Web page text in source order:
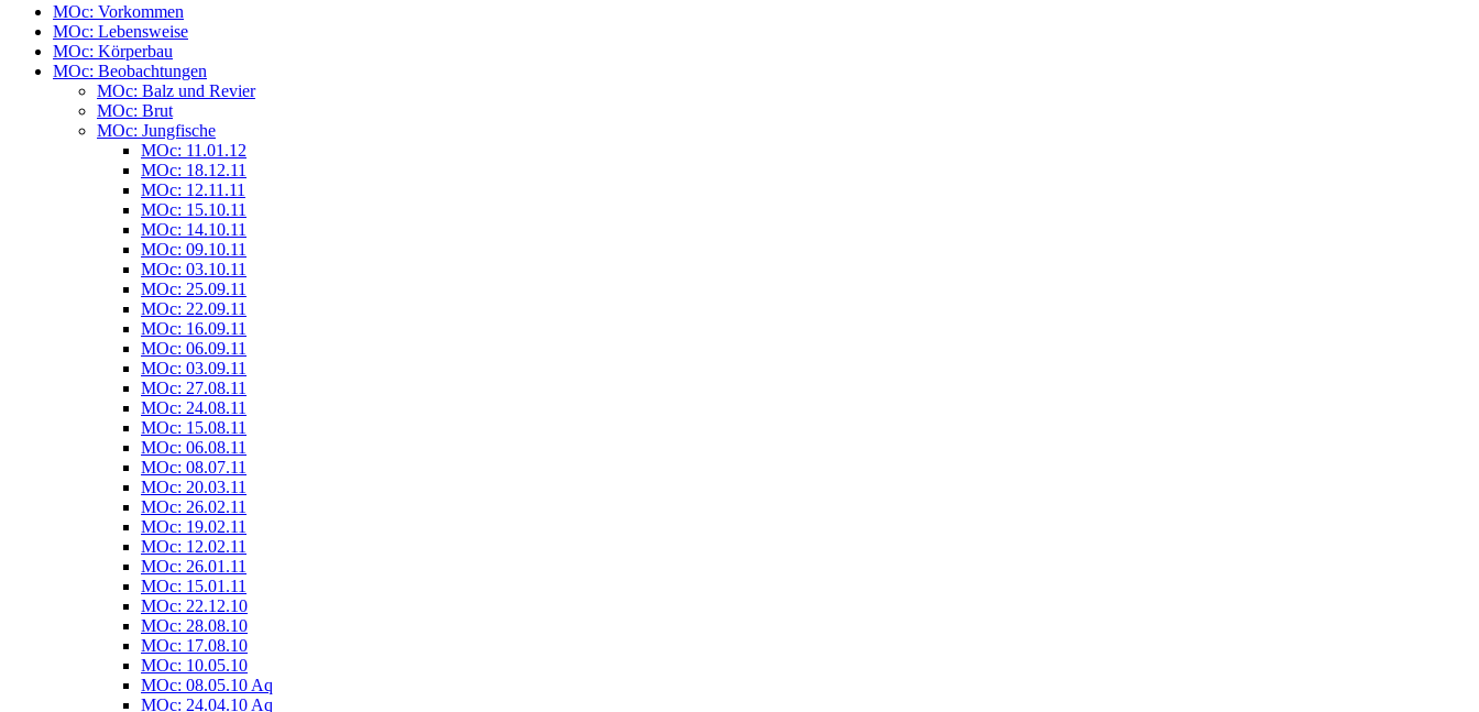
MOc: Vorkommen
MOc: Lebensweise
MOc: Körperbau
MOc: Beobachtungen
MOc: Balz und Revier
MOc: Brut
MOc: Jungfische
MOc: 11.01.12
MOc: 18.12.11
MOc: 12.11.11
MOc: 15.10.11
MOc: 14.10.11
MOc: 09.10.11
MOc: 03.10.11
MOc: 25.09.11
MOc: 22.09.11
MOc: 16.09.11
MOc: 06.09.11
MOc: 03.09.11
MOc: 27.08.11
MOc: 24.08.11
MOc: 15.08.11
MOc: 06.08.11
MOc: 08.07.11
MOc: 20.03.11
MOc: 26.02.11
MOc: 19.02.11
MOc: 12.02.11
MOc: 26.01.11
MOc: 15.01.11
MOc: 22.12.10
MOc: 28.08.10
MOc: 17.08.10
MOc: 10.05.10
MOc: 08.05.10 Aq
MOc: 24.04.10 Aq